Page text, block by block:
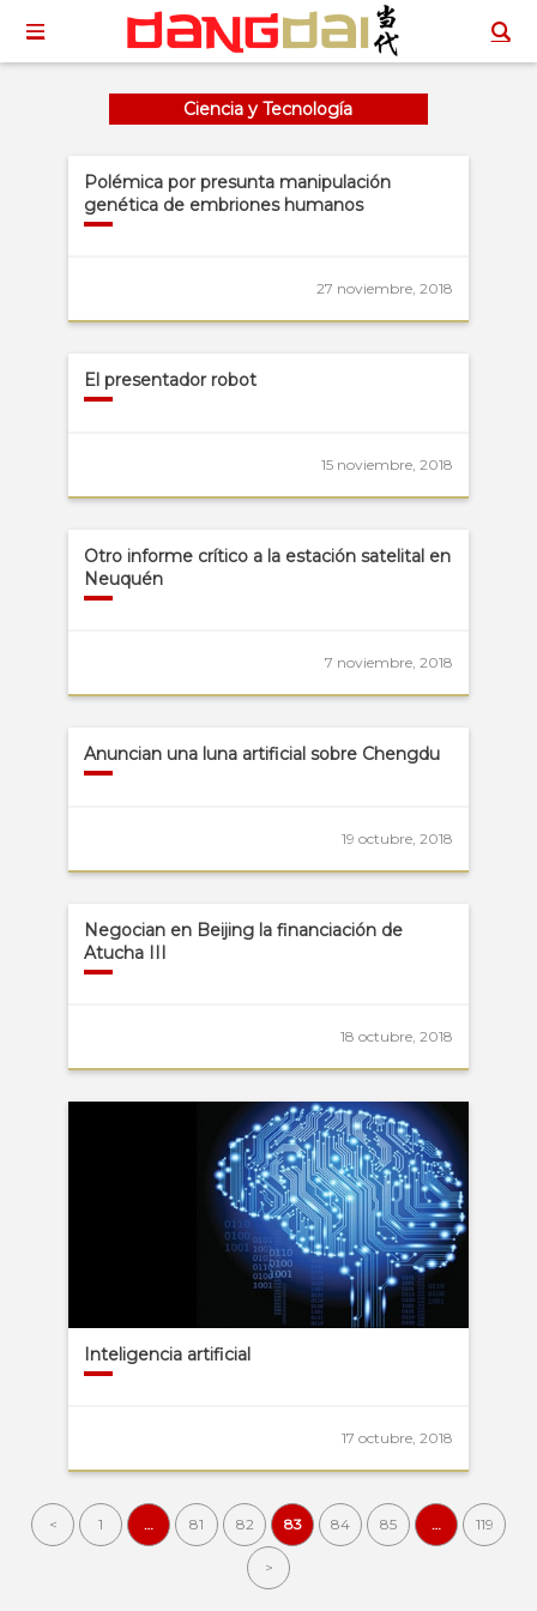
Ciencia y Tecnología
Polémica por presunta manipulación
genética de embriones humanos
27 noviembre, 2018
El presentador robot
15 noviembre, 2018
Otro informe crítico a la estación satelital en
Neuquén
7 noviembre, 2018
Anuncian una luna artificial sobre Chengdu
19 octubre, 2018
Negocian en Beijing la financiación de
Atucha III
18 octubre, 2018
Inteligencia artificial
17 octubre, 2018
< 1 … 81 82 83 84 85 … 119
>